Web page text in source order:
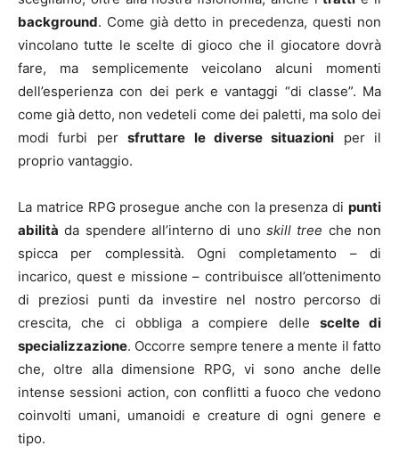
background. Come già detto in precedenza, questi non
vincolano tutte le scelte di gioco che il giocatore dovrà
fare, ma semplicemente veicolano alcuni momenti
dell’esperienza con dei perk e vantaggi “di classe”. Ma
come già detto, non vedeteli come dei paletti, ma solo dei
modi furbi persfruttare le diverse situazioni per il
proprio vantaggio.
La matrice RPG prosegue anche con la presenza di punti
abilità da spendere all’interno di uno skill tree che non
spicca per complessità. Ogni completamento – di
incarico, quest e missione – contribuisce all’ottenimento
di preziosi punti da investire nel nostro percorso di
crescita, che ci obbliga a compiere delle scelte di
specializzazione. Occorre sempre tenere a mente il fatto
che, oltre alla dimensione RPG, vi sono anche delle
intense sessioni action, con conflitti a fuoco che vedono
coinvolti umani, umanoidi e creature di ogni genere e
tipo.